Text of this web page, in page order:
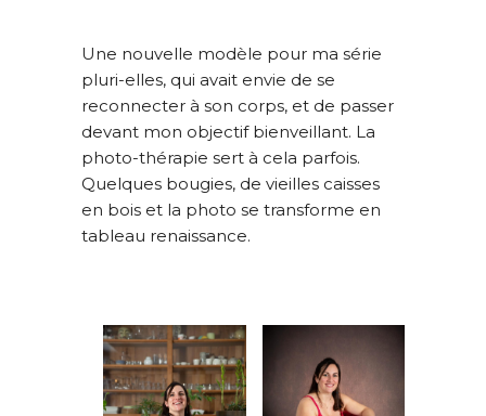
Une nouvelle modèle pour ma série
pluri-elles, qui avait envie de se
reconnecter à son corps, et de passer
devant mon objectif bienveillant. La
photo-thérapie sert à cela parfois.
Quelques bougies, de vieilles caisses
en bois et la photo se transforme en
tableau renaissance.